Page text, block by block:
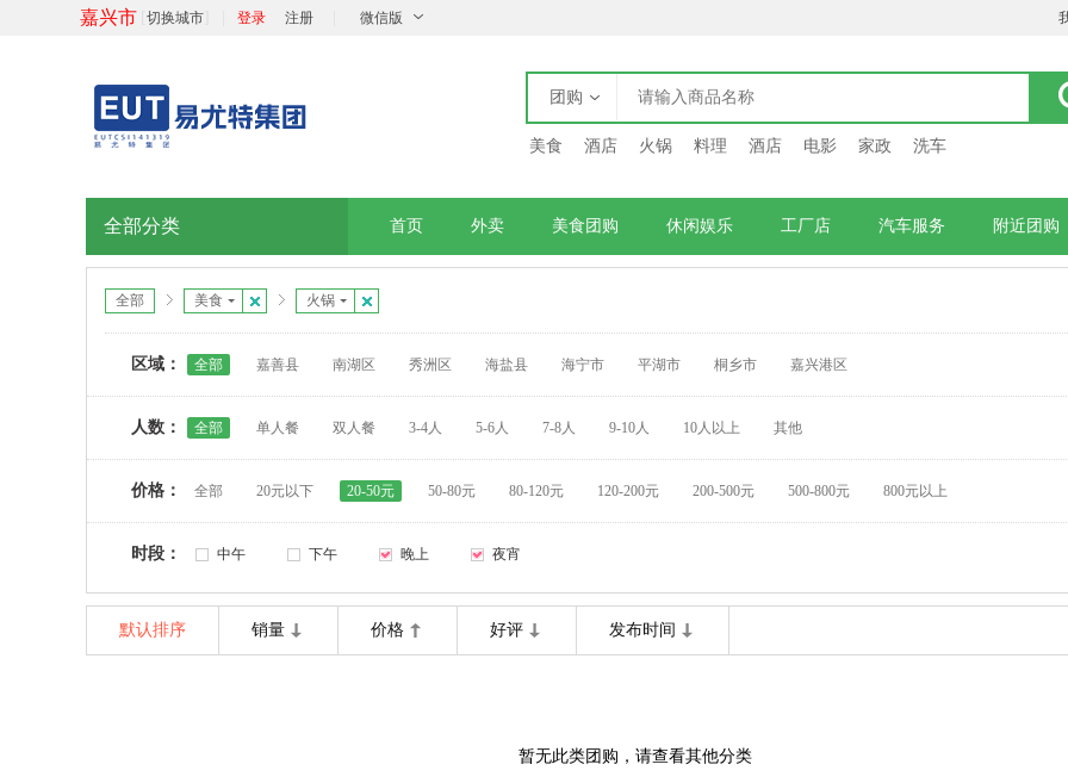
嘉兴市 切换城市 登录 注册 微信版
团购
美食 酒店 火锅 料理 酒店 电影 家政 洗车
全部分类 首页 外卖 美食团购 休闲娱乐 工厂店 汽车服务 附近团购
全部 美食 火锅
区域： 全部 嘉善县 南湖区 秀洲区 海盐县 海宁市 平湖市 桐乡市 嘉兴港区
人数： 全部 单人餐 双人餐 3-4人 5-6人 7-8人 9-10人 10人以上 其他
价格： 全部 20元以下 20-50元 50-80元 80-120元 120-200元 200-500元 500-800元 800元以上
时段： 中午 下午 晚上 夜宵
默认排序 销量 价格 好评 发布时间
暂无此类团购，请查看其他分类